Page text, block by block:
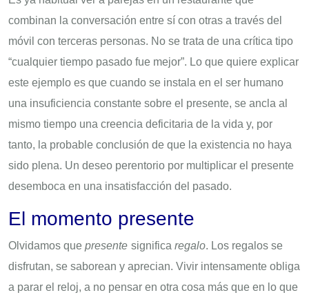
combinan la conversación entre sí con otras a través del
móvil con terceras personas. No se trata de una crítica tipo
“cualquier tiempo pasado fue mejor”. Lo que quiere explicar
este ejemplo es que cuando se instala en el ser humano
una insuficiencia constante sobre el presente, se ancla al
mismo tiempo una creencia deficitaria de la vida y, por
tanto, la probable conclusión de que la existencia no haya
sido plena. Un deseo perentorio por multiplicar el presente
desemboca en una insatisfacción del pasado.
El momento presente
Olvidamos que presente significa regalo. Los regalos se
disfrutan, se saborean y aprecian. Vivir intensamente obliga
a parar el reloj, a no pensar en otra cosa más que en lo que